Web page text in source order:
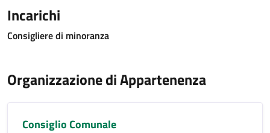
Incarichi
Consigliere di minoranza
Organizzazione di Appartenenza
Consiglio Comunale